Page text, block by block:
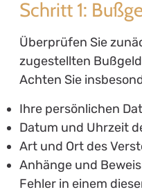
Schritt 1:
Überprüfen Sie
zugestellten
Achten Sie
Ihre persönlichen
Datum und Uhrzeit
Art und Ort des
Anhänge und
Fehler in einem